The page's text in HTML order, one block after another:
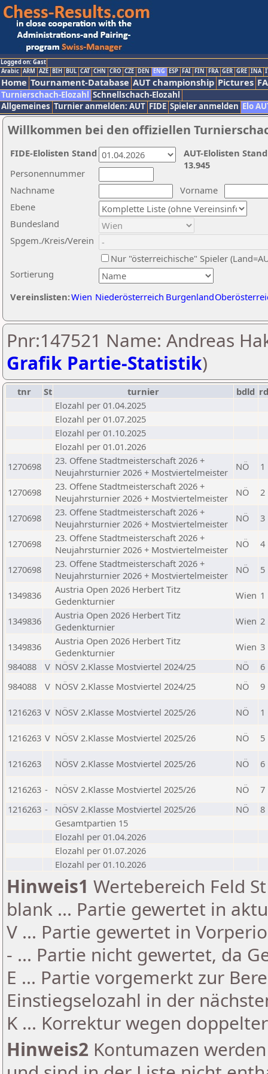
Logged on: Gast
Arabic ARM AZE BIH BUL CAT CHN CRO CZE DEN ENG ESP FAI FIN FRA GER GRE INA
Home Tournament-Database AUT championship Pictures
Turnierschach-Elozahl Schnellschach-Elozahl
Allgemeines Turnier anmelden: AUT FIDE Spieler anmelden Elo
Willkommen bei den offiziellen
Nachname
Vorname
Ebene
Sortierung
Personennummer
Bundesland
Spgem./Kreis/Verein
Nur "österreichische" Spieler
Vereinslisten:Wien Niederösterreich Burgenland
AUT-Elolisten
13.945
FIDE-Elolisten Stand
Pnr:147521 Name: Andreas
Grafik Partie-Statistik)
tnr St turnier bdld rd
Elozahl per 01.04.2025
Elozahl per 01.07.2025
Elozahl per 01.10.2025
Elozahl per 01.01.2026
1270698
23. Offene Stadtmeisterschaft 2026 +
Neujahrsturnier 2026 + Mostviertelmeister
NÖ 1
1270698
23. Offene Stadtmeisterschaft 2026 +
Neujahrsturnier 2026 + Mostviertelmeister
NÖ 2
1270698
23. Offene Stadtmeisterschaft 2026 +
Neujahrsturnier 2026 + Mostviertelmeister
NÖ 3
1270698
23. Offene Stadtmeisterschaft 2026 +
Neujahrsturnier 2026 + Mostviertelmeister
NÖ 4
1270698
23. Offene Stadtmeisterschaft 2026 +
Neujahrsturnier 2026 + Mostviertelmeister
NÖ 5
1349836
Austria Open 2026 Herbert Titz
Gedenkturnier
Wien 1
1349836
Austria Open 2026 Herbert Titz
Gedenkturnier
Wien 2
1349836
Austria Open 2026 Herbert Titz
Gedenkturnier
Wien 3
984088
V NÖSV 2.Klasse Mostviertel 2024/25 NÖ
6
984088
V NÖSV 2.Klasse Mostviertel 2024/25 NÖ 9
1216263 V NÖSV 2.Klasse Mostviertel 2025/26 NÖ 1
1216263 V NÖSV 2.Klasse Mostviertel 2025/26 NÖ 5
1216263 NÖSV 2.Klasse Mostviertel 2025/26 NÖ 6
1216263 - NÖSV 2.Klasse Mostviertel 2025/26 NÖ
7
1216263 - NÖSV 2.Klasse Mostviertel 2025/26 NÖ
8
Gesamtpartien 15
Elozahl per 01.04.2026
Elozahl per 01.07.2026
Elozahl per 01.10.2026
Hinweis1 Wertebereich Feld
blank ... Partie gewertet in
V ... Partie gewertet in
- ... Partie nicht gewertet, da
E ... Partie vorgemerkt zur
Einstiegselozahl in der
K ... Korrektur wegen
Hinweis2 Kontumazen